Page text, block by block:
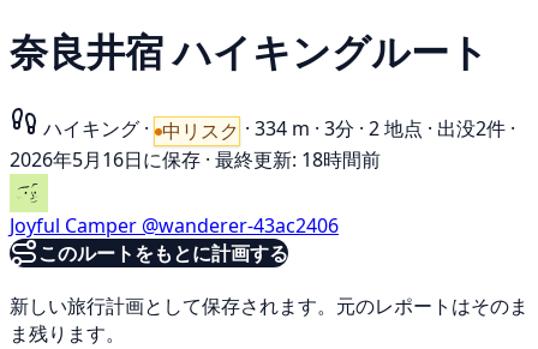
奈良井宿 ハイキングルート
ハイキング · 中リスク · 334 m · 3分 · 2 地点 · 出没2件 ·
2026年5月16日に保存 · 最終更新: 18時間前
Joyful Camper @wanderer-43ac2406
このルートをもとに計画する
新しい旅行計画として保存されます。元のレポートはそのま
ま残ります。